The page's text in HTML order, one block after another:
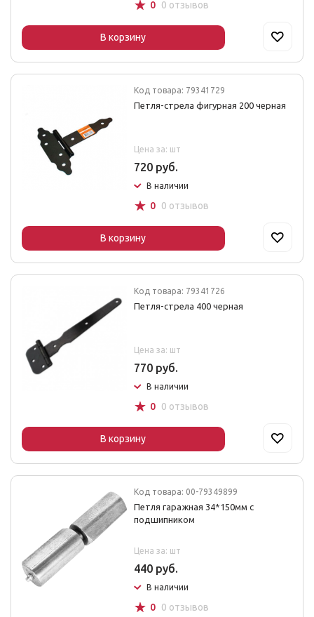
☆ 0 0 отзывов
В корзину
Код товара: 79341729
Петля-стрела фигурная 200 черная
Цена за: шт
720 руб.
В наличии
☆ 0 0 отзывов
В корзину
Код товара: 79341726
Петля-стрела 400 черная
Цена за: шт
770 руб.
В наличии
☆ 0 0 отзывов
В корзину
Код товара: 00-79349899
Петля гаражная 34*150мм с
подшипником
Цена за: шт
440 руб.
В наличии
☆ 0 0 отзывов